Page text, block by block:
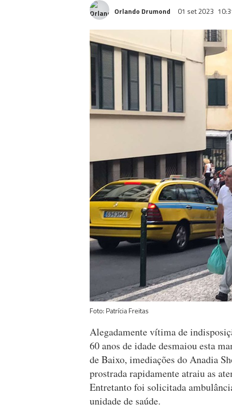
Orlando Drumond 01 set 2023
Foto: Patrícia Freitas
Alegadamente vítima de
60 anos de idade desmaiou esta
de Baixo, imediações do Anadia
prostrada rapidamente atraiu as
Entretanto foi solicitada
unidade de saúde.